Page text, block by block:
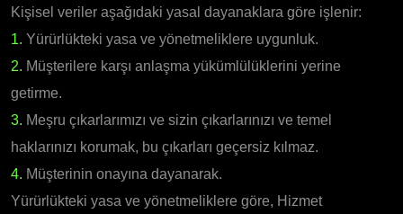
Kişisel veriler aşağıdaki yasal dayanaklara göre işlenir:
1. Yürürlükteki yasa ve yönetmeliklere uygunluk.
2. Müşterilere karşı anlaşma yükümlülüklerini yerine
getirme.
3. Meşru çıkarlarımızı ve sizin çıkarlarınızı ve temel
haklarınızı korumak, bu çıkarları geçersiz kılmaz.
4. Müşterinin onayına dayanarak.
Yürürlükteki yasa ve yönetmeliklere göre, Hizmet